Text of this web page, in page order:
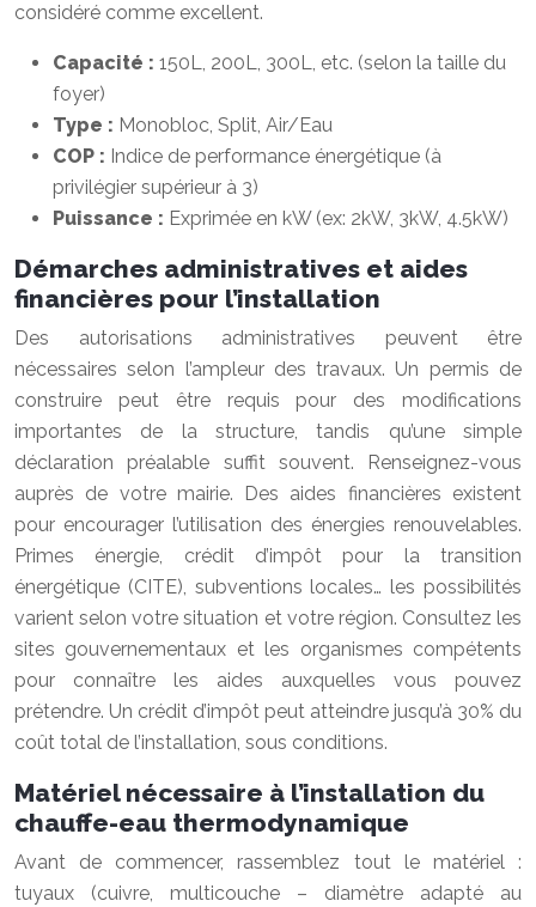
considéré comme excellent.
Capacité : 150L, 200L, 300L, etc. (selon la taille du
foyer)
Type : Monobloc, Split, Air/Eau
COP : Indice de performance énergétique (à
privilégier supérieur à 3)
Puissance : Exprimée en kW (ex: 2kW, 3kW, 4.5kW)
Démarches administratives et aides
financières pour l’installation
Des autorisations administratives peuvent être
nécessaires selon l’ampleur des travaux. Un permis de
construire peut être requis pour des modifications
importantes de la structure, tandis qu’une simple
déclaration préalable suffit souvent. Renseignez-vous
auprès de votre mairie. Des aides financières existent
pour encourager l’utilisation des énergies renouvelables.
Primes énergie, crédit d’impôt pour la transition
énergétique (CITE), subventions locales… les possibilités
varient selon votre situation et votre région. Consultez les
sites gouvernementaux et les organismes compétents
pour connaître les aides auxquelles vous pouvez
prétendre. Un crédit d’impôt peut atteindre jusqu’à 30% du
coût total de l’installation, sous conditions.
Matériel nécessaire à l’installation du
chauffe-eau thermodynamique
Avant de commencer, rassemblez tout le matériel :
tuyaux (cuivre, multicouche – diamètre adapté au